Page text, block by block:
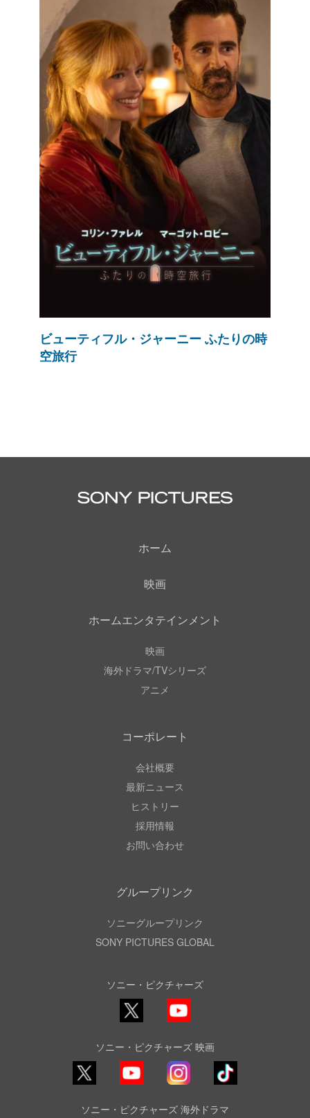
ビューティフル・ジャーニー ふたりの時
空旅行
ホーム
映画
ホームエンタテインメント
映画
海外ドラマ/TVシリーズ
アニメ
コーポレート
会社概要
最新ニュース
ヒストリー
採用情報
お問い合わせ
グループリンク
ソニーグループリンク
SONY PICTURES GLOBAL
ソニー・ピクチャーズ
ソニー・ピクチャーズ 映画
ソニー・ピクチャーズ 海外ドラマ